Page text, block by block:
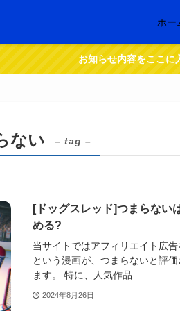
ホー
お知らせ内容をここに
ない – tag –
[ドッグスレッド]つまらない
める?
当サイトではアフィリエイト広
という漫画が、つまらないと評
ます。 特に、人気作品...
2024年8月26日